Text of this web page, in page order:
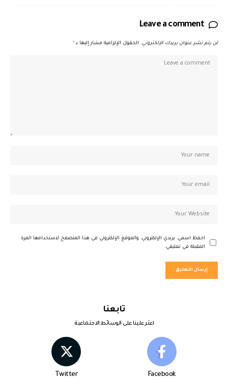
Leave a comment
لن يتم نشر عنوان بريدك الإلكتروني. الحقول الإلزامية مشار إليها بـ *
احفظ اسمي، بريدي الإلكتروني، والموقع الإلكتروني في هذا المتصفح لاستخدامها المرة
المقبلة في تعليقي.
تابعنا
اعثر علينا على الوسائط الاجتماعية
Facebook
Twitter